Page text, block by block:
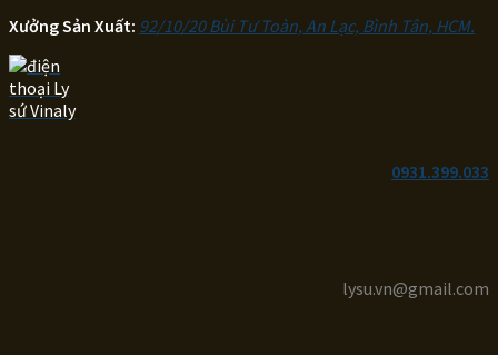
Xưởng Sản Xuất: 92/10/20 Bùi Tư Toàn, An Lạc, Bình Tân, HCM.
0931.399.033
lysu.vn@gmail.com